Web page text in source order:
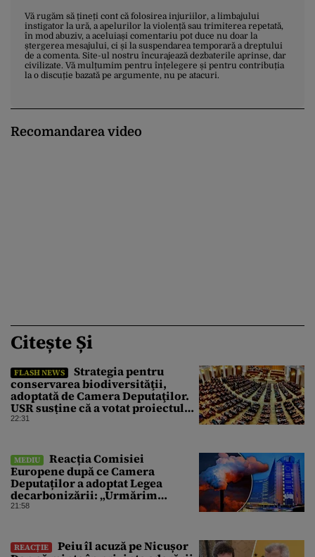
Vă rugăm să țineți cont că folosirea injuriilor, a limbajului
instigator la ură, a apelurilor la violență sau trimiterea repetată,
în mod abuziv, a aceluiași comentariu pot duce nu doar la
ștergerea mesajului, ci și la suspendarea temporară a dreptului
de a comenta. Site-ul nostru încurajează dezbaterile aprinse, dar
civilizate. Vă mulțumim pentru înțelegere și pentru contribuția
la o discuție bazată pe argumente, nu pe atacuri.
Recomandarea video
Citește Și
FLASH NEWS
Strategia pentru
conservarea biodiversităţii,
adoptată de Camera Deputaţilor.
USR susține că a votat proiectul
cu amendamentele PSD pentru a
22:31
MEDIU
Reacția Comisiei
Europene după ce Camera
Deputaților a adoptat Legea
decarbonizării: „Urmărim
evoluția”
21:58
REACȚIE
Peiu îl acuză pe Nicușor